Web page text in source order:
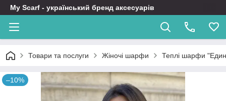
My Scarf - український бренд аксесуарів
Товари та послуги Жіночі шарфи Теплі шарфи
–10%